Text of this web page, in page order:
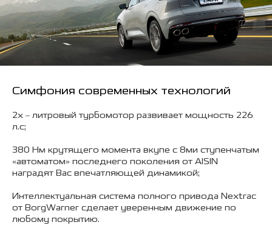
Симфония современных технологий
2х – литровый турбомотор развивает мощность 226
л.с;
380 Нм крутящего момента вкупе с 8ми ступенчатым
«автоматом» последнего поколения от AISIN
наградят Вас впечатляющей динамикой;
Интеллектуальная система полного привода Nextrac
от BorgWarner сделает уверенным движение по
любому покрытию.